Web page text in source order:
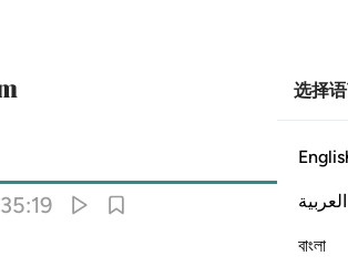
选择
العربية
বাংলা
35:19